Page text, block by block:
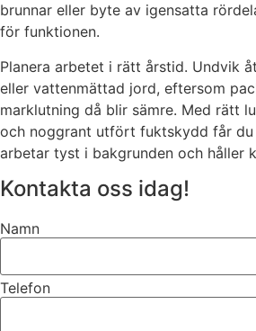
brunnar eller byte av igensatta
för funktionen.
Planera arbetet i rätt årstid. Undvik
eller vattenmättad jord, eftersom
marklutning då blir sämre. Med rätt
och noggrant utfört fuktskydd får du
arbetar tyst i bakgrunden och håller
Kontakta oss idag!
Namn
Telefon